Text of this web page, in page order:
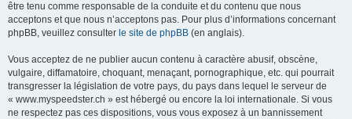
être tenu comme responsable de la conduite et du contenu que nous
acceptons et que nous n’acceptons pas. Pour plus d’informations concernant
phpBB, veuillez consulter le site de phpBB (en anglais).
Vous acceptez de ne publier aucun contenu à caractère abusif, obscène,
vulgaire, diffamatoire, choquant, menaçant, pornographique, etc. qui pourrait
transgresser la législation de votre pays, du pays dans lequel le serveur de
« www.myspeedster.ch » est hébergé ou encore la loi internationale. Si vous
ne respectez pas ces dispositions, vous vous exposez à un bannissement